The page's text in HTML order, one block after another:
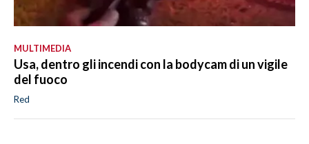
MULTIMEDIA
Usa, dentro gli incendi con la bodycam di un vigile
del fuoco
Red